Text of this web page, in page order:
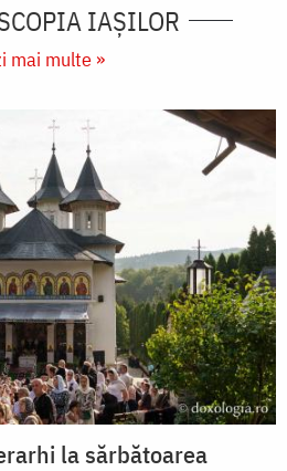
IAŞILOR
mai multe »
la sărbătoarea